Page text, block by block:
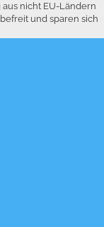
nicht EU-Ländern
und sparen sich